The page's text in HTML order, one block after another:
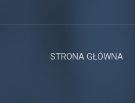
STRONA GŁÓWNA